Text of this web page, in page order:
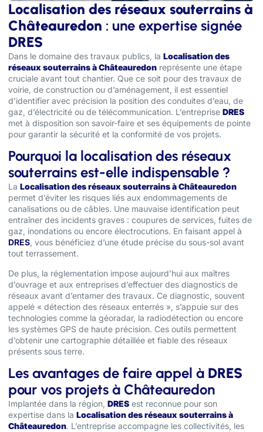
Localisation des réseaux souterrains à
Châteauredon : une expertise signée
DRES
Dans le domaine des travaux publics, la Localisation des
réseaux souterrains à Châteauredon représente une étape
cruciale avant tout chantier. Que ce soit pour des travaux de
voirie, de construction ou d’aménagement, il est essentiel
d’identifier avec précision la position des conduites d’eau, de
gaz, d’électricité ou de télécommunication. L’entreprise DRES
met à disposition son savoir-faire et ses équipements de pointe
pour garantir la sécurité et la conformité de vos projets.
Pourquoi la localisation des réseaux
souterrains est-elle indispensable ?
La Localisation des réseaux souterrains à Châteauredon
permet d’éviter les risques liés aux endommagements de
canalisations ou de câbles. Une mauvaise identification peut
entraîner des incidents graves : coupures de services, fuites de
gaz, inondations ou encore électrocutions. En faisant appel à
DRES , vous bénéficiez d’une étude précise du sous-sol avant
tout terrassement.
De plus, la réglementation impose aujourd’hui aux maîtres
d’ouvrage et aux entreprises d’effectuer des diagnostics de
réseaux avant d’entamer des travaux. Ce diagnostic, souvent
appelé « détection des réseaux enterrés », s’appuie sur des
technologies comme la géoradar, la radiodétection ou encore
les systèmes GPS de haute précision. Ces outils permettent
d’obtenir une cartographie détaillée et fiable des réseaux
présents sous terre.
Les avantages de faire appel à DRES
pour vos projets à Châteauredon
Implantée dans la région, DRES est reconnue pour son
expertise dans la Localisation des réseaux souterrains à
Châteauredon. L’entreprise accompagne les collectivités, les